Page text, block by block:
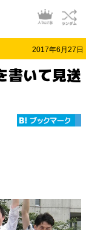
2017年6月27日
書いて見送